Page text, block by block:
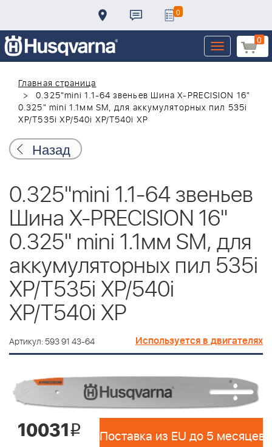
0
0
Toggle
navigation
Главная страница
0.325"mini 1.1-64 звеньев Шина X-PRECISION 16"
0.325" mini 1.1мм SM, для аккумуляторных пил 535i
XP/T535i XP/540i XP/T540i XP
Назад
0.325"mini 1.1-64 звеньев
Шина X-PRECISION 16"
0.325" mini 1.1мм SM, для
аккумуляторных пил 535i
XP/T535i XP/540i
XP/T540i XP
Артикул: 593 91 43-64 Используется в двигателях
10031i Поставка из EU до 5 месяцев